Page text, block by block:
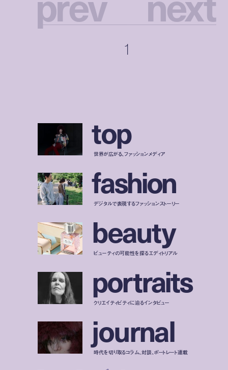
1
top
世界が広がる、ファッションメディア
fashion
デジタルで表現するファッションストーリー
beauty
ビューティの可能性を探るエディトリアル
portraits
クリエイティビティに迫るインタビュー
journal
時代を切り取るコラム、対談、ポートレート連載